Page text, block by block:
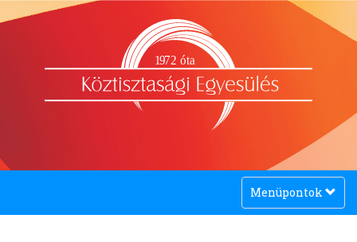
1972 óta
Toggle
navigation
Menüpontok